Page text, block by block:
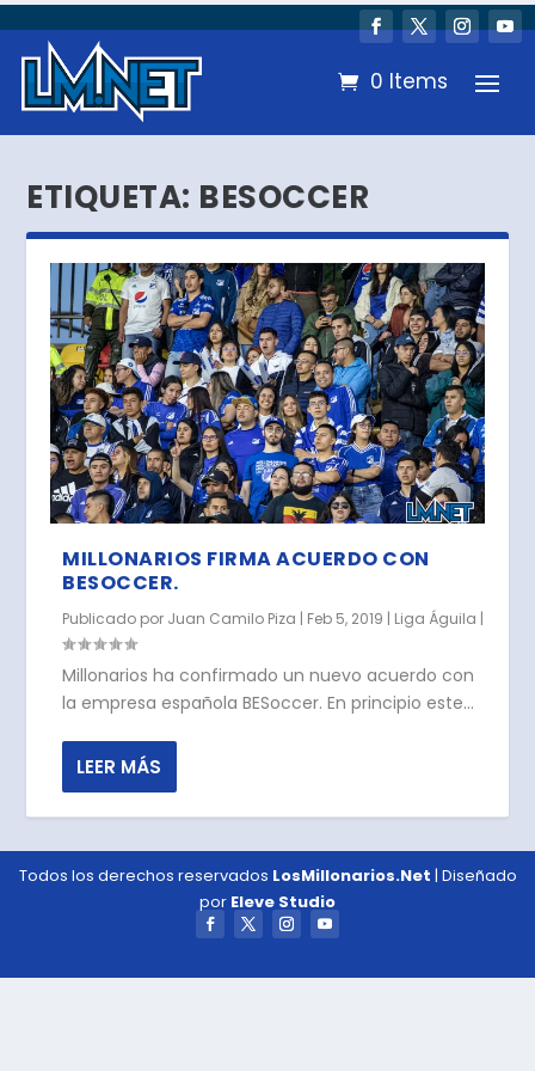
0 Items
ETIQUETA: BESOCCER
MILLONARIOS FIRMA ACUERDO CON
BESOCCER.
Publicado por Juan Camilo Piza | Feb 5, 2019 | Liga Águila |
Millonarios ha confirmado un nuevo acuerdo con
la empresa española BESoccer. En principio este...
LEER MÁS
Todos los derechos reservados LosMillonarios.Net | Diseñado
por Eleve Studio